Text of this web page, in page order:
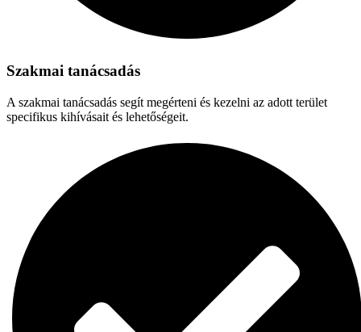
Szakmai tanácsadás
A szakmai tanácsadás segít megérteni és kezelni az adott terület
specifikus kihívásait és lehetőségeit.